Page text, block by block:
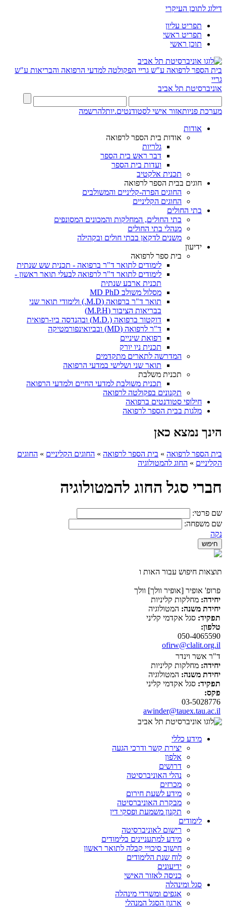
דילוג לתוכן העיקרי
תפריט עליון
תפריט ראשי
תוכן ראשי
בית הספר לרפואה ע"ש גריי הפקולטה למדעי הרפואה והבריאות ע"ש
גריי
אוניברסיטת תל אביב
מערכת פניותאזור אישי לסטודנטים.יותלהרשמה
אודות
אודות בית הספר לרפואה
גלריות
דבר ראש בית הספר
ועדות בית הספר
תכנית אלקטיב
חוגים בבית הספר לרפואה
החוגים הפרה-קליניים והמשולבים
החוגים הקליניים
בתי החולים
בתי החולים, המחלקות והמכונים המסונפים
מנהלי בתי החולים
משנים לדקאן בבתי חולים ובקהילה
ידיעון
בית ספר לרפואה
לימודים לתואר ד"ר ברפואה - תכנית שש שנתית
לימודים לתואר ד"ר לרפואה לבעלי תואר ראשון -
תכנית ארבע שנתית
מסלול משולב MD PhD
תואר ד"ר ברפואה (M.D.) ולימודי תואר שני
בבריאות הציבור (M.P.H)
דוקטור ברפואה (.M.D) ובהנדסה ביו-רפואית
ד"ר לרפואה (MD) ובביואינפורמטיקה
רפואת שיניים
תכנית ניו יורק
המדרשה לתארים מתקדמים
תואר שני ושלישי במדעי הרפואה
תכנית משלבת
תכנית משולבת למדעי החיים ולמדעי הרפואה
תקנונים בפקולטה לרפואה
חילופי סטודנטים ברפואה
מלגות בבית הספר לרפואה
הינך נמצא כאן
בית הספר לרפואה » בית הספר לרפואה » החוגים הקליניים » החוגים
הקליניים » החוג להמטולוגיה
חברי סגל החוג להמטולוגיה
שם פרטי:
שם משפחה:
נקה
תוצאות חיפוש עבור האות ו
פרופ' אופיר [אופיר וולך] וולך
יחידה: מחלקות קליניות
יחידת משנה: המטולוגיה
תפקיד: סגל אקדמי קליני
טלפון:
050-4065590
ofirw@clalit.org.il
ד"ר אשר וינדר
יחידה: מחלקות קליניות
יחידת משנה: המטולוגיה
תפקיד: סגל אקדמי קליני
פקס:
03-5028776
awinder@tauex.tau.ac.il
מידע כללי
יצירת קשר ודרכי הגעה
אלפון
דרושים
נהלי האוניברסיטה
מכרזים
מידע לשעת חירום
מבקרת האוניברסיטה
תקנון משמעת ופסקי דין
לימודים
רישום לאוניברסיטה
מידע למתעניינים בלימודים
חישוב סיכויי קבלה לתואר ראשון
לוח שנת הלימודים
ידיעונים
כניסה לאזור האישי
סגל ומינהלה
אגפים ומשרדי מינהלה
ארגון הסגל המנהלי